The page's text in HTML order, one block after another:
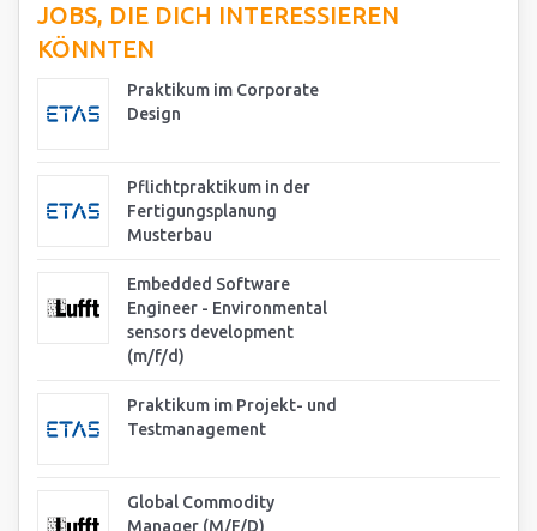
JOBS, DIE DICH INTERESSIEREN
KÖNNTEN
Praktikum im Corporate
Design
Pflichtpraktikum in der
Fertigungsplanung
Musterbau
Embedded Software
Engineer - Environmental
sensors development
(m/f/d)
Praktikum im Projekt- und
Testmanagement
Global Commodity
Manager (M/F/D)